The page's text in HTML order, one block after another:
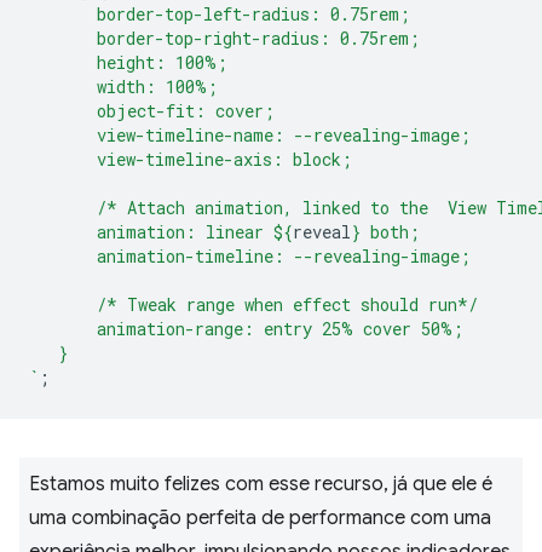
       border-top-left-radius: 0.75rem;
       border-top-right-radius: 0.75rem;
       height: 100%;
       width: 100%;
       object-fit: cover;
       view-timeline-name: --revealing-image;
       view-timeline-axis: block;
/* Attach animation, linked to the  View
       animation: linear
${reveal} both;
       animation-timeline: --revealing-image;
       /* Tweak range when effect should run*/
       animation-range: entry 25% cover 50%;
   }
` ;
Estamos muito felizes com esse recurso, já que ele é
uma combinação perfeita de performance com uma